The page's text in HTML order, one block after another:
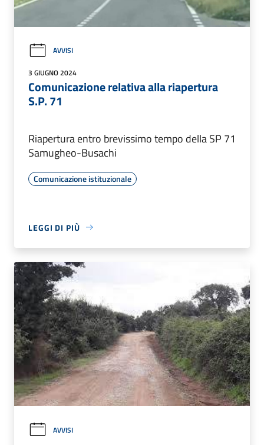
AVVISI
3 GIUGNO 2024
Comunicazione relativa alla riapertura
S.P. 71
Riapertura entro brevissimo tempo della SP 71
Samugheo-Busachi
Comunicazione istituzionale
LEGGI DI PIÙ
AVVISI